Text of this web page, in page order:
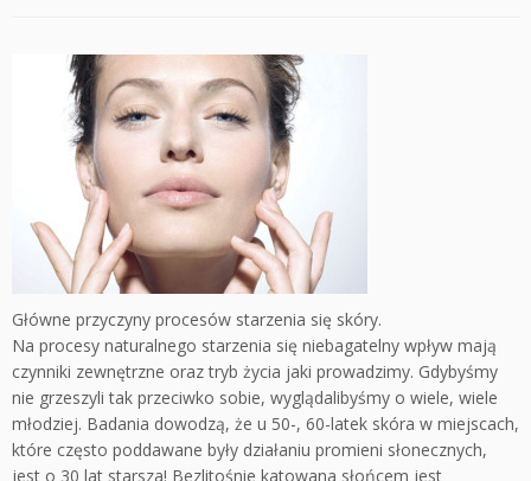
Główne przyczyny procesów starzenia się skóry.
Na procesy naturalnego starzenia się niebagatelny wpływ mają
czynniki zewnętrzne oraz tryb życia jaki prowadzimy. Gdybyśmy
nie grzeszyli tak przeciwko sobie, wyglądalibyśmy o wiele, wiele
młodziej. Badania dowodzą, że u 50-, 60-latek skóra w miejscach,
które często poddawane były działaniu promieni słonecznych,
jest o 30 lat starsza! Bezlitośnie katowana słońcem jest